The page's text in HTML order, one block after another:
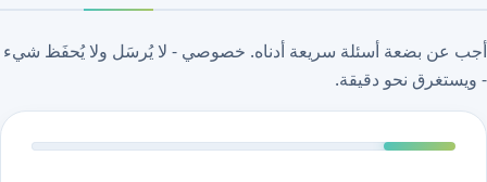
أجب عن بضعة أسئلة سريعة أدناه. خصوصي - لا يُرسَل ولا يُحفَظ شيء
- ويستغرق نحو دقيقة.